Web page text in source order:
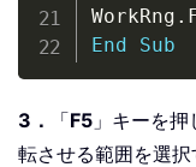
WorkRng .
End
Sub
3． 「F5 」キーを
転させる範囲を選